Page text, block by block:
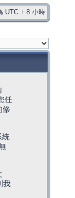
UTC + 8 小時
任
修
統
我